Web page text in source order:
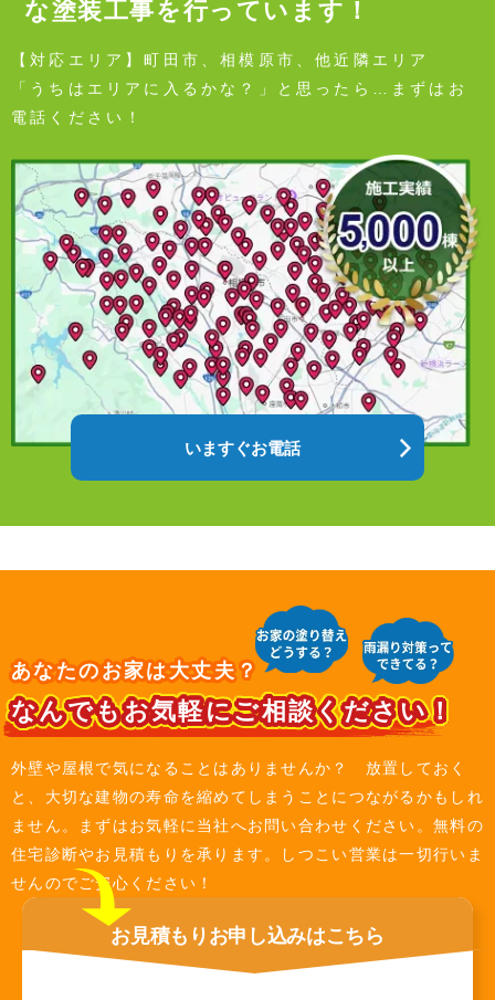
な塗装工事を行っています！
【対応エリア】町田市、相模原市、他近隣エリア
「うちはエリアに入るかな？」と思ったら…まずはお
電話ください！
いますぐお電話
あなたのお家は大丈夫？
なんでもお気軽にご相談ください！
外壁や屋根で気になることはありませんか？ 放置しておく
と、大切な建物の寿命を縮めてしまうことにつながるかもしれ
ません。まずはお気軽に当社へお問い合わせください。無料の
住宅診断やお見積もりを承ります。しつこい営業は一切行いま
せんのでご安心ください！
お見積もり お申し込みはこちら